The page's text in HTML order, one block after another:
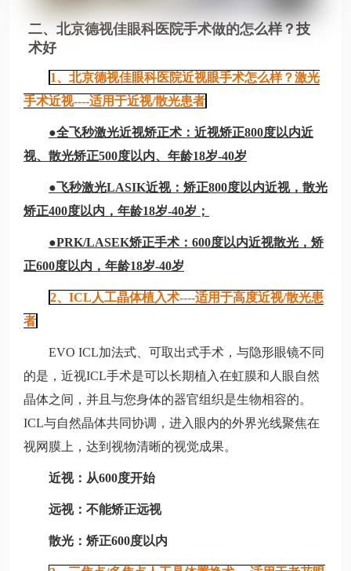
二、北京德视佳眼科医院手术做的怎么样？技
术好
1、北京德视佳眼科医院近视眼手术怎么样？激光
手术近视----适用于近视/散光患者
●全飞秒激光近视矫正术：近视矫正800度以内近
视、散光矫正500度以内、年龄18岁-40岁
●飞秒激光LASIK近视：矫正800度以内近视，散光
矫正400度以内，年龄18岁-40岁；
●PRK/LASEK矫正手术：600度以内近视散光，矫
正600度以内，年龄18岁-40岁
2、ICL人工晶体植入术----适用于高度近视/散光患
者
EVO ICL加法式、可取出式手术，与隐形眼镜不同
的是，近视ICL手术是可以长期植入在虹膜和人眼自然
晶体之间，并且与您身体的器官组织是生物相容的。
ICL与自然晶体共同协调，进入眼内的外界光线聚焦在
视网膜上，达到视物清晰的视觉成果。
近视：从600度开始
远视：不能矫正远视
散光：矫正600度以内